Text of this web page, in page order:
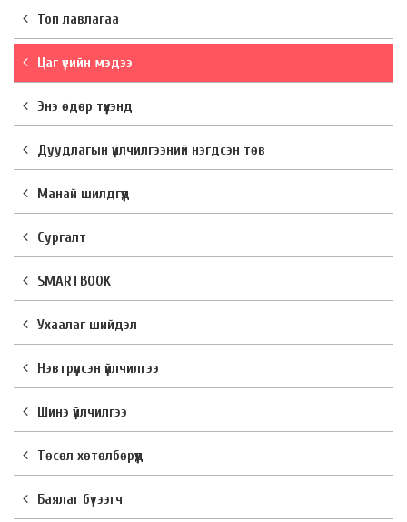
Топ лавлагаа
Цаг үеийн мэдээ
Энэ өдөр түүхэнд
Дуудлагын үйлчилгээний нэгдсэн төв
Манай шилдгүүд
Сургалт
SMARTBOOK
Ухаалаг шийдэл
Нэвтрүүлсэн үйлчилгээ
Шинэ үйлчилгээ
Төсөл хөтөлбөрүүд
Баялаг бүтээгч